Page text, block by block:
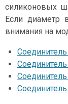
силиконовых
Если диаметр
внимания на